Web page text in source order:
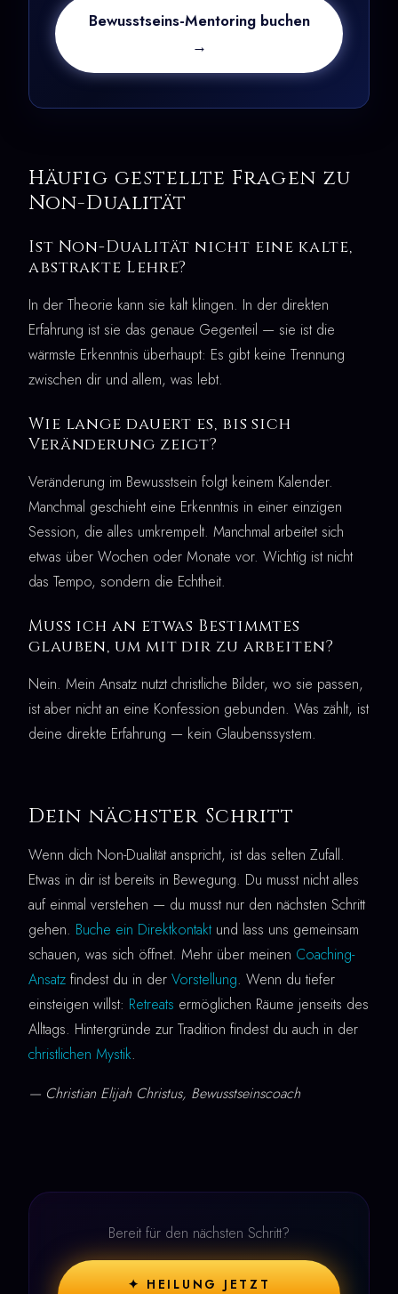
Bewusstseins-Mentoring buchen
→
Häufig gestellte Fragen zu
Non-Dualität
Ist Non-Dualität nicht eine kalte,
abstrakte Lehre?
In der Theorie kann sie kalt klingen. In der direkten
Erfahrung ist sie das genaue Gegenteil — sie ist die
wärmste Erkenntnis überhaupt: Es gibt keine Trennung
zwischen dir und allem, was lebt.
Wie lange dauert es, bis sich
Veränderung zeigt?
Veränderung im Bewusstsein folgt keinem Kalender.
Manchmal geschieht eine Erkenntnis in einer einzigen
Session, die alles umkrempelt. Manchmal arbeitet sich
etwas über Wochen oder Monate vor. Wichtig ist nicht
das Tempo, sondern die Echtheit.
Muss ich an etwas Bestimmtes
glauben, um mit dir zu arbeiten?
Nein. Mein Ansatz nutzt christliche Bilder, wo sie passen,
ist aber nicht an eine Konfession gebunden. Was zählt, ist
deine direkte Erfahrung — kein Glaubenssystem.
Dein nächster Schritt
Wenn dich Non-Dualität anspricht, ist das selten Zufall.
Etwas in dir ist bereits in Bewegung. Du musst nicht alles
auf einmal verstehen — du musst nur den nächsten Schritt
gehen. Buche ein Direktkontakt und lass uns gemeinsam
schauen, was sich öffnet. Mehr über meinen Coaching-
Ansatz findest du in der Vorstellung. Wenn du tiefer
einsteigen willst: Retreats ermöglichen Räume jenseits des
Alltags. Hintergründe zur Tradition findest du auch in der
christlichen Mystik.
— Christian Elijah Christus, Bewusstseinscoach
Bereit für den nächsten Schritt?
✦ HEILUNG JETZT